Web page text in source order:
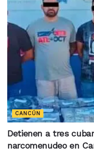
CANCÚN
Detienen a tres
narcomenudeo en